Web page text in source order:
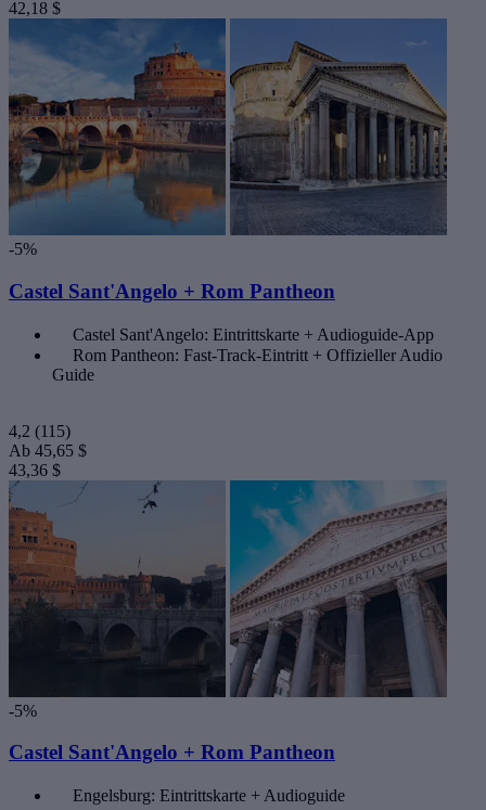
42,18 $
-5%
Castel Sant'Angelo + Rom Pantheon
Castel Sant'Angelo: Eintrittskarte + Audioguide-App
Rom Pantheon: Fast-Track-Eintritt + Offizieller Audio
Guide
4,2 (115)
Ab 45,65 $
43,36 $
-5%
Castel Sant'Angelo + Rom Pantheon
Engelsburg: Eintrittskarte + Audioguide